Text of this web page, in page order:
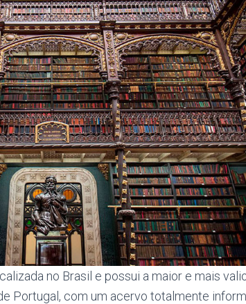
no Brasil e possui a maior e mais
Portugal, com um acervo totalmente